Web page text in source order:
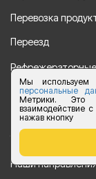
Мы используем
персональные
Метрики. Это
взаимодействие
нажав кнопку
Перевозка
Переезд
Перевозки
Перевозка
Наши